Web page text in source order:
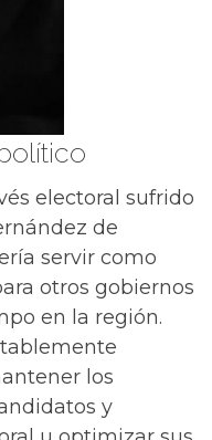
electoral sufrido
de
servir como
otros gobiernos
en la región.
los
y